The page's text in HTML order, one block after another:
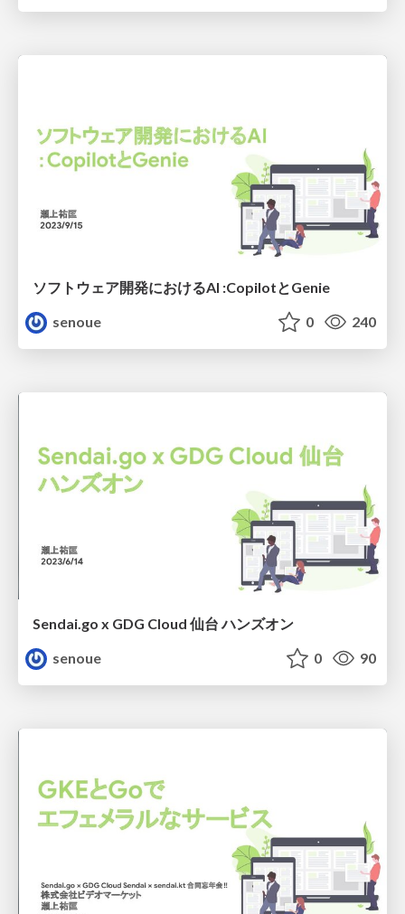
ソフトウェア開発におけるAI :CopilotとGenie
senoue
0 240
Sendai.go x GDG Cloud 仙台 ハンズオン
senoue
0 90